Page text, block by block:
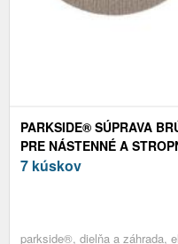
PARKSIDE® SÚPRAVA
PRE NÁSTENNÉ A
BRÚSNYCH MRIEŽOK, 10-
7 kúskov
parkside®, dielňa a záhrada,